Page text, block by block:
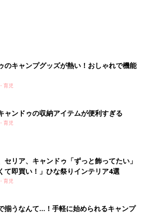
のキャンプグッズが熱い！おしゃれで機能
育児
ャンドゥの収納アイテムが便利すぎる
育児
セリア、キャンドゥ「ずっと飾ってたい」
て即買い！」ひな祭りインテリア4選
育児
揃うなんて…！手軽に始められるキャンプ